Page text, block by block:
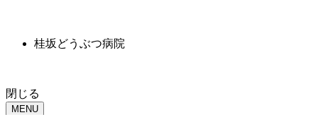
桂坂どうぶつ病院
閉じる
MENU